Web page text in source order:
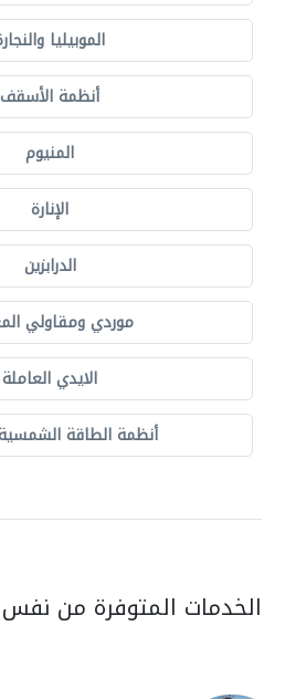
الموبيليا
أنظمة الأسقف
المنيوم
الإنارة
الدرابزين
موردي ومقاولي
الايدي العاملة
أنظمة الطاقة الشمسية
الخدمات المتوفرة من